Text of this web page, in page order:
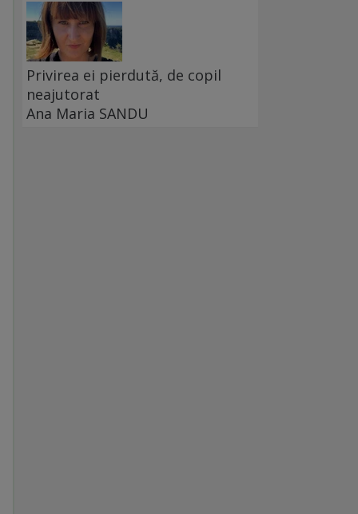
Privirea ei pierdută, de copil
neajutorat
Ana Maria SANDU